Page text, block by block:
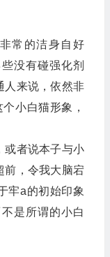
常的洁身自好
没有碰强化剂
人来说，依然非
小白猫形象，
或者说本子与小
前，令我大脑宕
牢a的初始印象
是所谓的小白